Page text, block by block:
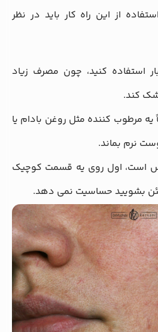
از این راه کار باید در نظر
ای ۲ تا ۳ بار استفاده کنید، چون مصرف زیاد
کند.
مرطوب کننده مثل روغن بادام یا
نرم بماند.
است، اول روی یه قسمت کوچیک
بشویید حساسیت نمی دهد.